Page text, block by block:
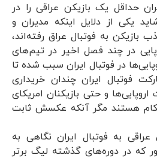
حداقل یک بازیکن عراقی را در
یکی از دلایل اینکه مدیران و
بازیکن به فوتبال عراق رفته‌اند،
در چند فصل اخیر در تیم‌های
در فوتبال ایران سبب شده تا
فوتبال ایران چندان خریداری
و حتی بازیکنان امریکای
هستند مگر آنکه عکسش ثابت
عراقی به فوتبال ایران نگاهی به
که در دوره‌های گذشته لیگ برتر